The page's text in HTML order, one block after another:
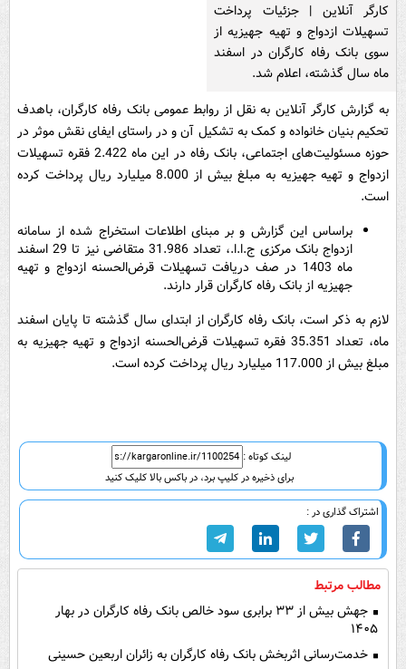
کارگر آنلاین | جزئیات پرداخت
تسهیلات ازدواج و تهیه جهیزیه از
سوی بانک رفاه کارگران در اسفند
ماه سال گذشته، اعلام شد.
به گزارش کارگر آنلاین به نقل از روابط عمومی بانک رفاه کارگران، باهدف
تحکیم بنیان خانواده و کمک به تشکیل آن و در راستای ایفای نقش موثر در
حوزه مسئولیت‌های اجتماعی، بانک رفاه در این ماه 2.422 فقره تسهیلات
ازدواج و تهیه جهیزیه به مبلغ بیش از 8.000 میلیارد ریال پرداخت کرده
است.
براساس این گزارش و بر مبنای اطلاعات استخراج شده از سامانه
ازدواج بانک مرکزی ج.ا.ا.، تعداد 31.986 متقاضی نیز تا 29 اسفند
ماه 1403 در صف دریافت تسهیلات قرض‌الحسنه ازدواج و تهیه
جهیزیه از بانک رفاه کارگران قرار دارند.
لازم به ذکر است، بانک رفاه کارگران از ابتدای سال گذشته تا پایان اسفند
ماه، تعداد 35.351 فقره تسهیلات قرض‌الحسنه ازدواج و تهیه جهیزیه به
مبلغ بیش از 117.000 میلیارد ریال پرداخت کرده است.
لینک کوتاه :
برای ذخیره در کلیپ برد، در باکس بالا کلیک کنید
اشتراک گذاری در :
مطالب مرتبط
جهش بیش از ۳۳ برابری سود خالص بانک رفاه کارگران در بهار
۱۴۰۵
خدمت‌رسانی اثربخش بانک رفاه کارگران به زائران اربعین حسینی